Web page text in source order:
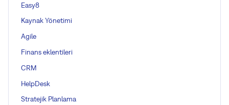
Easy8
Kaynak Yönetimi
Agile
Finans eklentileri
CRM
HelpDesk
Stratejik Planlama